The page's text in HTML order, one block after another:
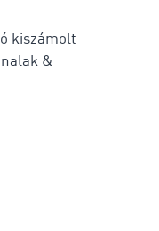
kiszámolt
&